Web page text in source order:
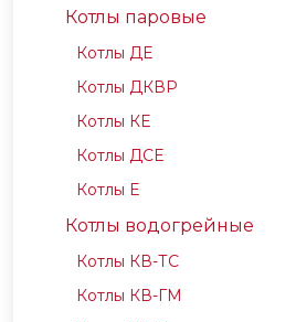
Котлы паровые
Котлы ДЕ
Котлы ДКВР
Котлы КЕ
Котлы ДСЕ
Котлы Е
Котлы водогрейные
Котлы КВ-ТС
Котлы КВ-ГМ